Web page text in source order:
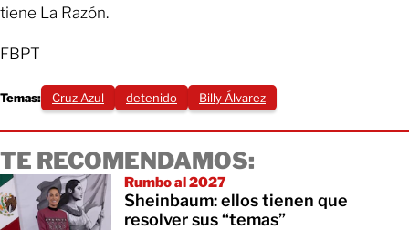
tiene La Razón.
FBPT
Temas: Cruz Azul detenido Billy Álvarez
TE RECOMENDAMOS:
Rumbo al 2027
Sheinbaum: ellos tienen que
resolver sus “temas”